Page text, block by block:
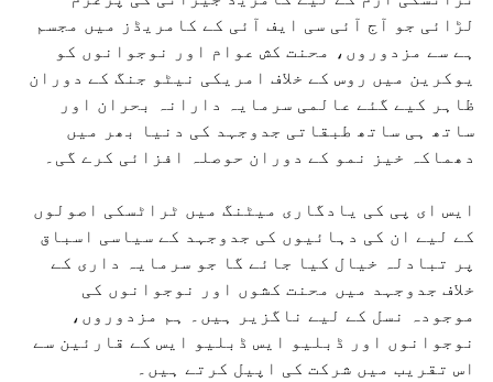
لڑائی جو آج آئی سی ایف آئی کے کامریڈز میں مجسم
ہے سے مزدوروں، محنت کش عوام اور نوجوانوں کو
یوکرین میں روس کے خلاف امریکی نیٹو جنگ کے دوران
ظاہر کیے گئے عالمی سرمایہ دارانہ بحران اور
ساتھ ہی ساتھ طبقاتی جدوجہد کی دنیا بھر میں
دھماکہ خیز نمو کے دوران حوصلہ افزائی کرے گی۔
ایس ای پی کی یادگاری میٹنگ میں ٹراٹسکی اصولوں
کے لیے ان کی دہائیوں کی جدوجہد کے سیاسی اسباق
پر تبادلہ خیال کیا جائے گا جو سرمایہ داری کے
خلاف جدوجہد میں محنت کشوں اور نوجوانوں کی
موجودہ نسل کے لیے ناگزیر ہیں۔ ہم مزدوروں،
نوجوانوں اور ڈبلیو ایس ڈبلیو ایس کے قارئین سے
اس تقریب میں شرکت کی اپیل کرتے ہیں۔